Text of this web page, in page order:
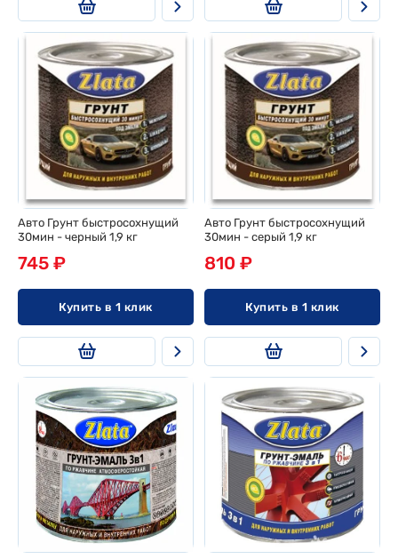
Авто Грунт быстросохнущий
30мин - черный 1,9 кг
745 ₽
Купить в 1 клик
Авто Грунт быстросохнущий
30мин - серый 1,9 кг
810 ₽
Купить в 1 клик